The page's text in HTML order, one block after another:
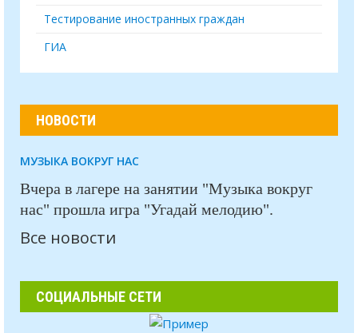
Тестирование иностранных граждан
ГИА
НОВОСТИ
МУЗЫКА ВОКРУГ НАС
Вчера в лагере на занятии "Музыка вокруг
нас" прошла игра "Угадай мелодию".
Все новости
СОЦИАЛЬНЫЕ СЕТИ